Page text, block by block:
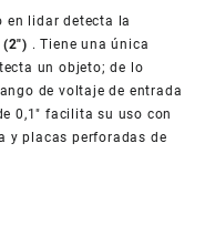
en lidar detecta la
. Tiene una única
un objeto; de lo
de voltaje de entrada
0,1″ facilita su uso con
y placas perforadas de